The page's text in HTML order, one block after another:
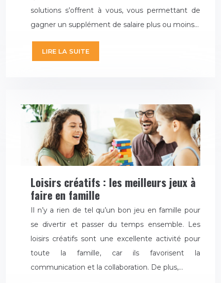
solutions s’offrent à vous, vous permettant de
gagner un supplément de salaire plus ou moins…
LIRE LA SUITE
Loisirs créatifs : les meilleurs jeux à
faire en famille
Il n’y a rien de tel qu’un bon jeu en famille pour
se divertir et passer du temps ensemble. Les
loisirs créatifs sont une excellente activité pour
toute la famille, car ils favorisent la
communication et la collaboration. De plus,…